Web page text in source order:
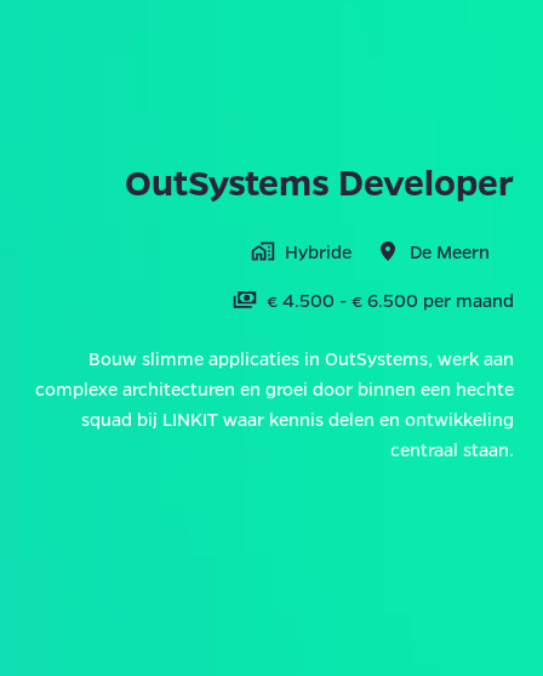
OutSystems Developer
Hybride
De Meern
€ 4.500 - € 6.500 per maand
Bouw slimme applicaties in OutSystems, werk aan
complexe architecturen en groei door binnen een hechte
squad bij LINKIT waar kennis delen en ontwikkeling
centraal staan.